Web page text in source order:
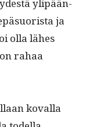
ylipään­
ja
olla läh­es
rahaa
koval­la